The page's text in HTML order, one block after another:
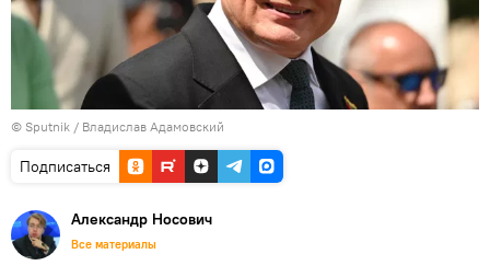
© Sputnik / Владислав Адамовский
Подписаться
Александр Носович
Все материалы